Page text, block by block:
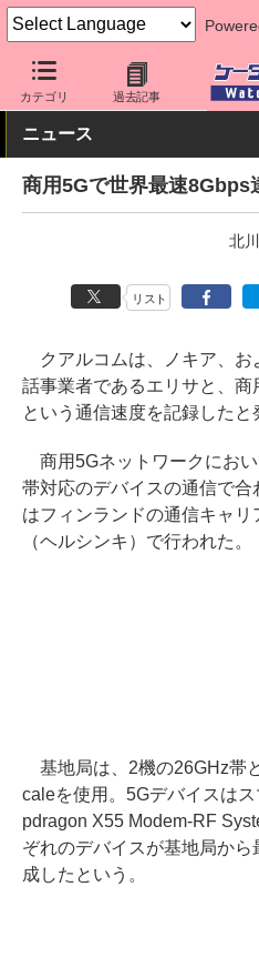
カテゴリ 過去記事
ケータイ Watch 最新技術/その他
ニュース
商用5Gで世界最速8Gbps
北
リスト
クアルコムは、ノキア、お
話事業者であるエリサと、
という通信速度を記録したと
商用5Gネットワークにお
帯対応のデバイスの通信で
はフィンランドの通信キャ
（ヘルシンキ）で行われた。
基地局は、2機の26GHz帯
caleを使用。5Gデバイスは
pdragon X55 Modem-RF
ぞれのデバイスが基地局か
成したという。